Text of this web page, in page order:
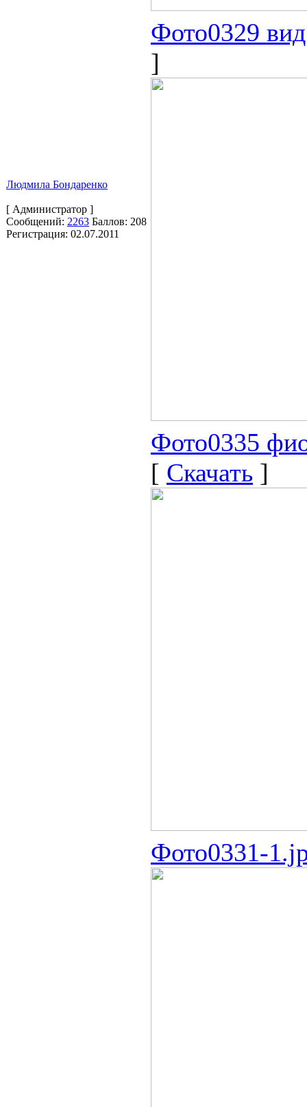
Людмила Бондаренко
[ Администратор ]
Сообщений: 2263 Баллов: 208
Регистрация: 02.07.2011
Фото0329
]
Фото0335
[ Скачать ]
Фото0331-